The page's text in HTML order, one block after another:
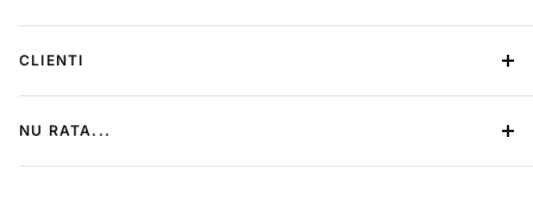
Despre Noi
Contact
CLIENTI
Metoda de plata
Politica de retur
NU RATA...
Categorii